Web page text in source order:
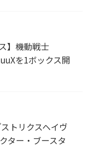
】機動戦士
を1ボックス開
トリクスヘイヴ
ター・ブースタ